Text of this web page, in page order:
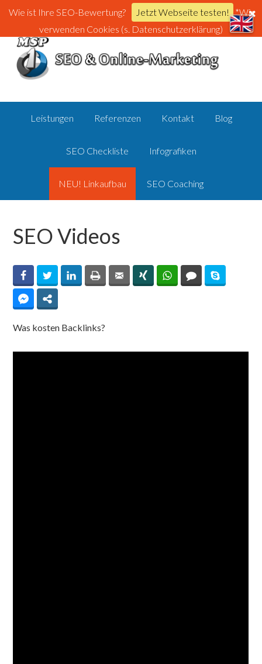
Leistungen Referenzen Kontakt Blog
SEO Checkliste Infografiken
NEU! Linkaufbau SEO Coaching
SEO Videos
FacebookTwitterLinkedIn
Print Email Xing WhatsAppComments
Facebook Messenger
Was kosten Backlinks?
Wie ist Ihre SEO-Bewertung? Jetzt Webseite testen! *Wir
verwenden Cookies (s. Datenschutzerklärung)